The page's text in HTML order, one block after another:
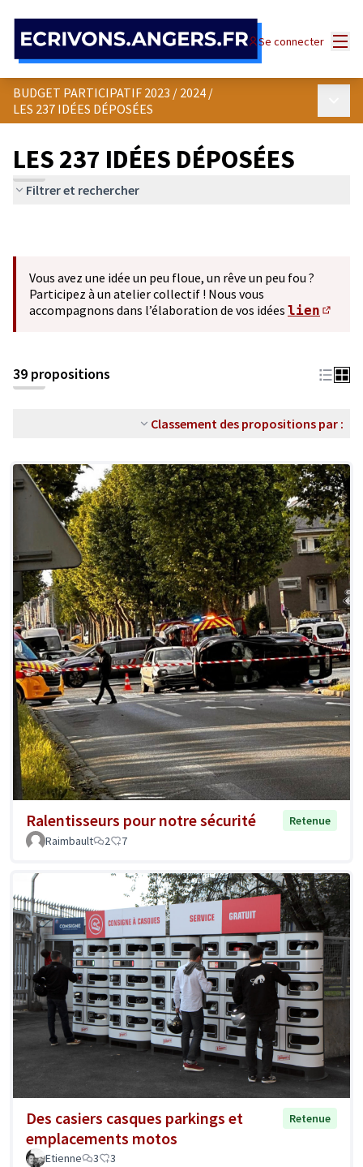
Se connecter
BUDGET PARTICIPATIF 2023 / 2024 /
LES 237 IDÉES DÉPOSÉES
LES 237 IDÉES DÉPOSÉES
Filtrer et rechercher
Vous avez une idée un peu floue, un rêve un peu fou ?
Participez à un atelier collectif ! Nous vous
accompagnons dans l’élaboration de vos idées lien
39 propositions
Classement des propositions par :
Ralentisseurs pour notre sécurité
Retenue
Raimbault
2 7
Des casiers casques parkings et
emplacements motos
Retenue
Etienne 3 3